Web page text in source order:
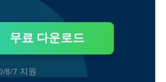
무료 다운로드
8/7 지원